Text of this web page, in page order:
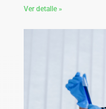
Ver detalle »